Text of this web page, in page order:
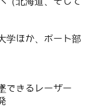
学ほか、ボート部
できるレーザー